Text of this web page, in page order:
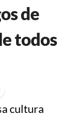
de
todos
cultura